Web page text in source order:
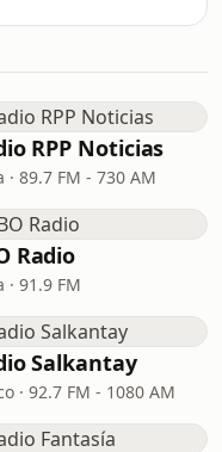
RPP Noticias
· 89.7 FM - 730 AM
Radio
· 91.9 FM
Salkantay
· 92.7 FM - 1080 AM